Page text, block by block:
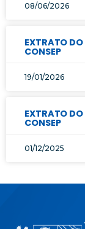
08/06/2026
EXTRATO
CONSEP
19/01/2026
EXTRATO
CONSEP
01/12/2025